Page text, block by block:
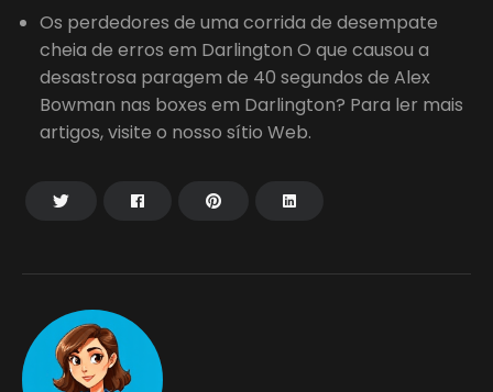
Os perdedores de uma corrida de desempate
cheia de erros em Darlington O que causou a
desastrosa paragem de 40 segundos de Alex
Bowman nas boxes em Darlington? Para ler mais
artigos, visite o nosso sítio Web.